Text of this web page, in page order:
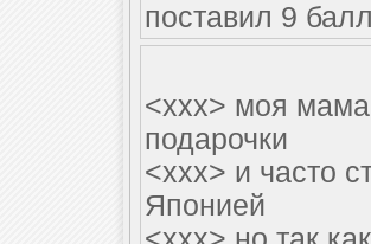
поставил 9
<xxx> моя
подарочки
<xxx> и часто
Японией